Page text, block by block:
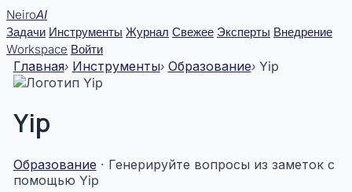
Перейти
к
содержимому
NeiroAI
Задачи Инструменты Журнал Свежее Эксперты Внедрение
Workspace Войти
Главная› Инструменты› Образование› Yip
Yip
Образование · Генерируйте вопросы из заметок с
помощью Yip